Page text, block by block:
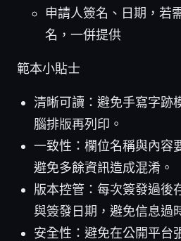
申請人簽名、日期，若
名，一併提供
範本小貼士
清晰可讀：避免手寫字跡
腦排版再列印。
一致性：欄位名稱與內容
避免多餘資訊造成混淆。
版本控管：每次簽發過後
與簽發日期，避免信息過
安全性：避免在公開平台